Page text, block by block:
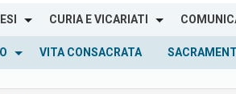
CURIA E VICARIATI
VITA CONSACRATA